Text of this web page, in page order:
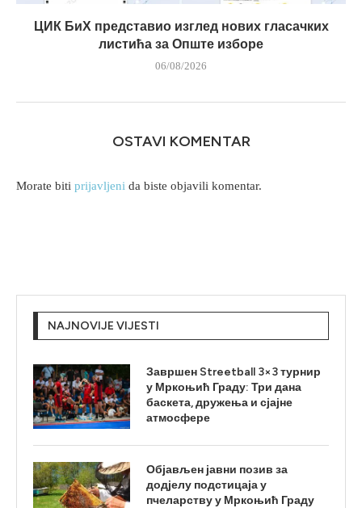
ЦИК БиХ представио изглед нових гласачких
листића за Опште изборе
06/08/2026
OSTAVI KOMENTAR
Morate biti prijavljeni da biste objavili komentar.
NAJNOVIJE VIJESTI
Завршен Streetball 3×3 турнир
у Мркоњић Граду: Три дана
баскета, дружења и сјајне
атмосфере
Објављен јавни позив за
додјелу подстицаја у
пчеларству у Мркоњић Граду